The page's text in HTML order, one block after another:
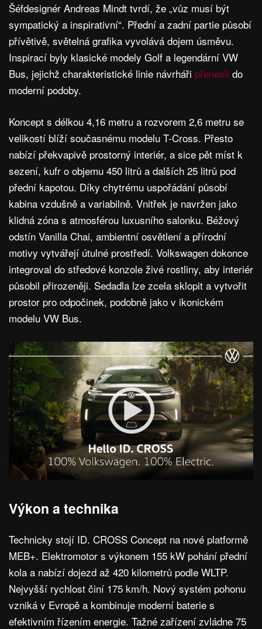
Šéfdesignér Andreas Mindt tvrdí, že „vůz musí být
sympatický a inspirativní“. Přední a zadní partie působí
přívětivě, světelná grafika vyvolává dojem úsměvu.
Inspirací byly klasické modely Golf a legendární VW
Bus, jejichž charakteristické linie návrháři přenesli do
moderní podoby.
Koncept s délkou 4,16 metru a rozvorem 2,6 metru se
velikostí blíží současnému modelu T-Cross. Přesto
nabízí překvapivě prostorný interiér, a sice pět míst k
sezení, kufr o objemu 450 litrů a dalších 25 litrů pod
přední kapotou. Díky chytrému uspořádání působí
kabina vzdušně a variabilně. Vnitřek je navržen jako
klidná zóna s atmosférou luxusního salonku. Béžový
odstín Vanilla Chai, ambientní osvětlení a přírodní
motivy vytvářejí útulné prostředí. Volkswagen dokonce
integroval do středové konzole živé rostliny, aby interiér
působil přirozeněji. Sedadla lze zcela sklopit a vytvořit
prostor pro odpočinek, podobně jako v ikonickém
modelu VW Bus.
Výkon a technika
Technicky stojí ID. CROSS Concept na nové platformě
MEB+. Elektromotor s výkonem 155 kW pohání přední
kola a nabízí dojezd až 420 kilometrů podle WLTP.
Nejvyšší rychlost činí 175 km/h. Nový systém pohonu
vzniká v Evropě a kombinuje moderní baterie s
efektivním řízením energie. Tažné zařízení zvládne 75